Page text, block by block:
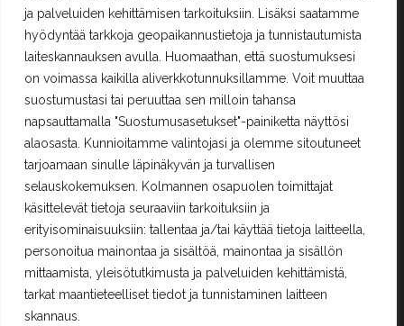
ja palveluiden kehittämisen tarkoituksiin. Lisäksi saatamme
hyödyntää tarkkoja geopaikannustietoja ja tunnistautumista
laiteskannauksen avulla. Huomaathan, että suostumuksesi
on voimassa kaikilla aliverkkotunnuksillamme. Voit muuttaa
suostumustasi tai peruuttaa sen milloin tahansa
napsauttamalla "Suostumusasetukset"-painiketta näyttösi
alaosasta. Kunnioitamme valintojasi ja olemme sitoutuneet
tarjoamaan sinulle läpinäkyvän ja turvallisen
selauskokemuksen. Kolmannen osapuolen toimittajat
käsittelevät tietoja seuraaviin tarkoituksiin ja
erityisominaisuuksiin: tallentaa ja/tai käyttää tietoja laitteella,
personoitua mainontaa ja sisältöä, mainontaa ja sisällön
mittaamista, yleisötutkimusta ja palveluiden kehittämistä,
tarkat maantieteelliset tiedot ja tunnistaminen laitteen
skannaus.
Kilpailut ja säännöt
Yhteystiedot
Erä-Lindroos Oy
Mustamäenkatu 72
15610 Lahti
Puh.(03) 7525 696
PALVELEMME TOISTAISEKSI KE - PE 12 - 17
TERVETULOA!
era.lindroos(at)gmail.com